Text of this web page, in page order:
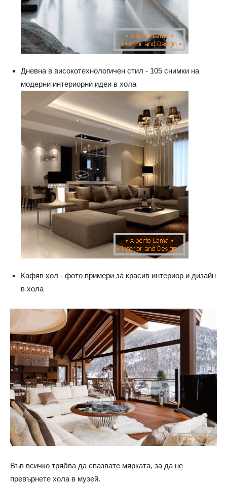
Дневна в високотехнологичен стил - 105 снимки на
модерни интериорни идеи в хола
Кафяв хол - фото примери за красив интериор и дизайн
в хола
Във всичко трябва да спазвате мярката, за да не
превърнете хола в музей.